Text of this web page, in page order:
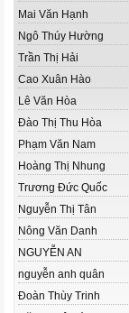
Mai Văn Hạnh
Ngô Thúy Hường
Trần Thị Hải
Cao Xuân Hào
Lê Văn Hòa
Đào Thị Thu Hòa
Phạm Văn Nam
Hoàng Thị Nhung
Trương Đức Quốc
Nguyễn Thị Tân
Nông Văn Danh
NGUYỄN AN
nguyễn anh quân
Đoàn Thùy Trinh